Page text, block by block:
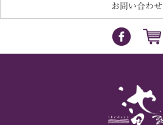
お問い合わせ